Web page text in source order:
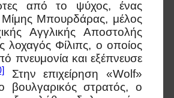
από το ψύχος, ένας
Μπουρδάρας, μέλος
Αγγλικής Αποστολής
λοχαγός Φίλιπς, ο οποίος
πνευμονία και εξέπνευσε
Στην επιχείρηση «Wolf»
βουλγαρικός στρατός, ο